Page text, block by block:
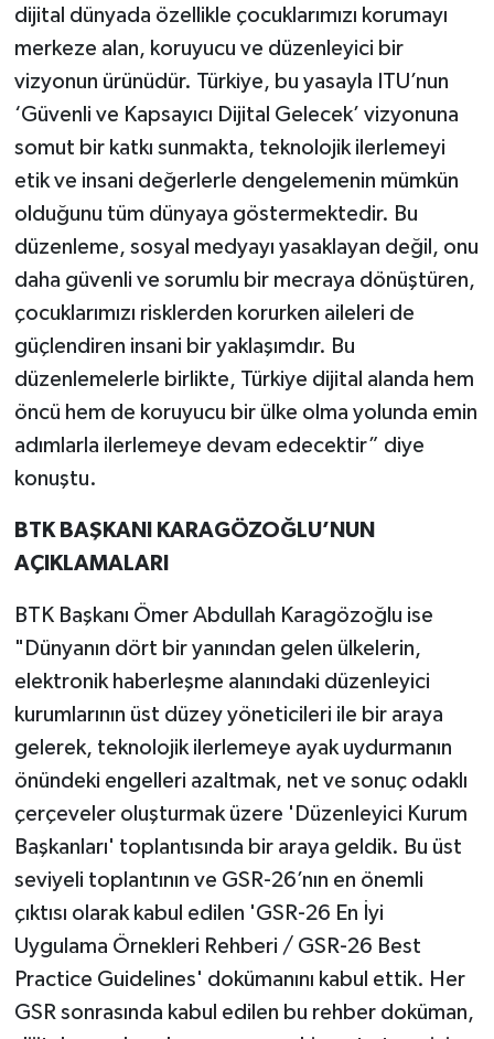
dijital dünyada özellikle çocuklarımızı korumayı
merkeze alan, koruyucu ve düzenleyici bir
vizyonun ürünüdür. Türkiye, bu yasayla ITU’nun
‘Güvenli ve Kapsayıcı Dijital Gelecek’ vizyonuna
somut bir katkı sunmakta, teknolojik ilerlemeyi
etik ve insani değerlerle dengelemenin mümkün
olduğunu tüm dünyaya göstermektedir. Bu
düzenleme, sosyal medyayı yasaklayan değil, onu
daha güvenli ve sorumlu bir mecraya dönüştüren,
çocuklarımızı risklerden korurken aileleri de
güçlendiren insani bir yaklaşımdır. Bu
düzenlemelerle birlikte, Türkiye dijital alanda hem
öncü hem de koruyucu bir ülke olma yolunda emin
adımlarla ilerlemeye devam edecektir” diye
konuştu.
BTK BAŞKANI KARAGÖZOĞLU’NUN
AÇIKLAMALARI
BTK Başkanı Ömer Abdullah Karagözoğlu ise
"Dünyanın dört bir yanından gelen ülkelerin,
elektronik haberleşme alanındaki düzenleyici
kurumlarının üst düzey yöneticileri ile bir araya
gelerek, teknolojik ilerlemeye ayak uydurmanın
önündeki engelleri azaltmak, net ve sonuç odaklı
çerçeveler oluşturmak üzere 'Düzenleyici Kurum
Başkanları' toplantısında bir araya geldik. Bu üst
seviyeli toplantının ve GSR-26’nın en önemli
çıktısı olarak kabul edilen 'GSR-26 En İyi
Uygulama Örnekleri Rehberi / GSR-26 Best
Practice Guidelines' dokümanını kabul ettik. Her
GSR sonrasında kabul edilen bu rehber doküman,